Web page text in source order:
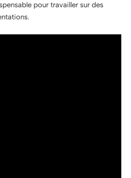
pour travailler sur des